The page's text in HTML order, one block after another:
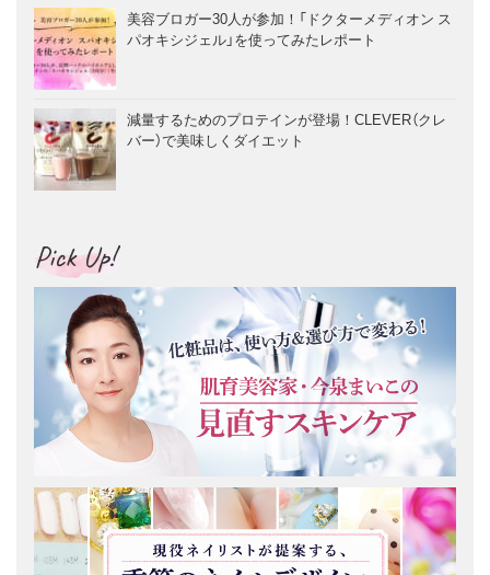
美容ブロガー30人が参加！「ドクターメディオン ス
パオキシジェル」を使ってみたレポート
減量するためのプロテインが登場！CLEVER（クレ
バー）で美味しくダイエット
Pick Up!